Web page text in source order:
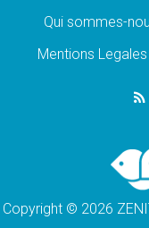
Léon
un
Le
Qui sommes-
Mentions Legales
Copyright © 2026